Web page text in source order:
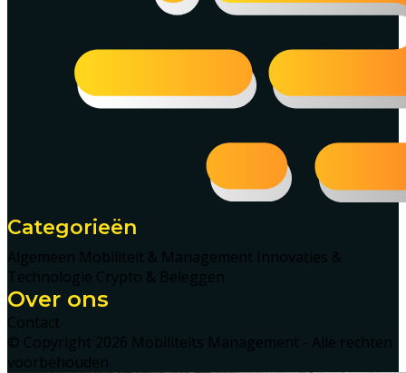
Categorieën
Algemeen Mobiliteit & Management Innovaties &
Technologie Crypto & Beleggen
Over ons
Contact
© Copyright 2026 Mobiliteits Management - Alle rechten
voorbehouden